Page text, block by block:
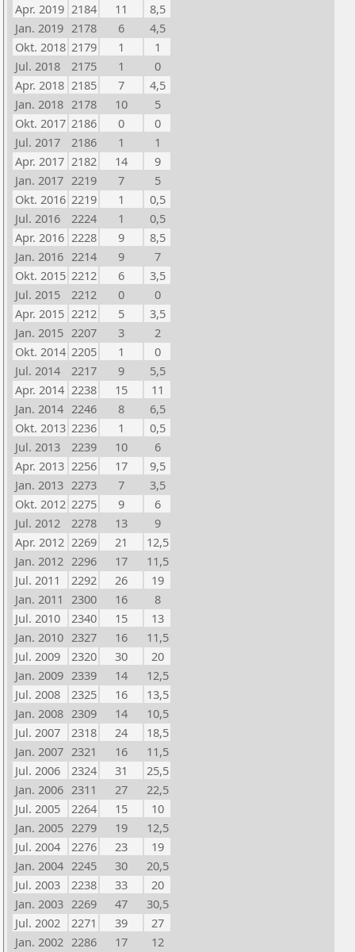
Apr. 2019 2184 11
8,5
Jan. 2019 2178 6
4,5
Okt. 2018 2179 1
1
Jul. 2018
2175 1
0
Apr. 2018 2185 7
4,5
Jan. 2018 2178 10
5
Okt. 2017 2186 0
0
Jul. 2017
2186 1
1
Apr. 2017 2182 14
9
Jan. 2017 2219 7
5
Okt. 2016 2219 1
0,5
Jul. 2016
2224 1
0,5
Apr. 2016 2228 9
8,5
Jan. 2016 2214 9
7
Okt. 2015 2212 6
3,5
Jul. 2015
2212 0
0
Apr. 2015 2212 5
3,5
Jan. 2015 2207 3
2
Okt. 2014 2205 1
0
Jul. 2014
2217 9
5,5
Apr. 2014 2238 15
11
Jan. 2014 2246 8
6,5
Okt. 2013 2236 1
0,5
Jul. 2013
2239 10
6
Apr. 2013 2256 17
9,5
Jan. 2013 2273 7
3,5
Okt. 2012 2275 9
6
Jul. 2012
2278 13
9
Apr. 2012 2269 21
12,5
Jan. 2012 2296 17
11,5
Jul. 2011
2292 26
19
Jan. 2011 2300 16
8
Jul. 2010
2340 15
13
Jan. 2010 2327 16
11,5
Jul. 2009
2320 30
20
Jan. 2009 2339 14
12,5
Jul. 2008
2325 16
13,5
Jan. 2008 2309 14
10,5
Jul. 2007
2318 24
18,5
Jan. 2007 2321 16
11,5
Jul. 2006
2324 31
25,5
Jan. 2006 2311 27
22,5
Jul. 2005
2264 15
10
Jan. 2005 2279 19
12,5
Jul. 2004
2276 23
19
Jan. 2004 2245 30
20,5
Jul. 2003
2238 33
20
Jan. 2003 2269 47
30,5
Jul. 2002
2271 39
27
Jan. 2002 2286 17
12